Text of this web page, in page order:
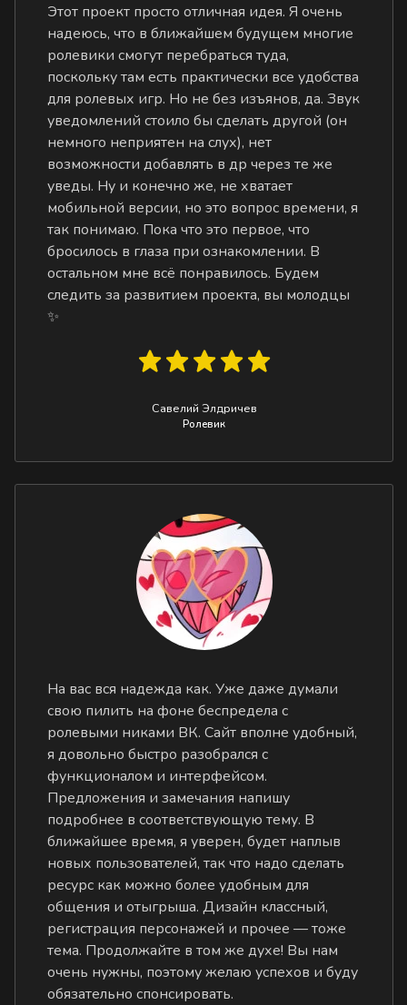
Этот проект просто отличная идея. Я очень
надеюсь, что в ближайшем будущем многие
ролевики смогут перебраться туда,
поскольку там есть практически все удобства
для ролевых игр. Но не без изъянов, да. Звук
уведомлений стоило бы сделать другой (он
немного неприятен на слух), нет
возможности добавлять в др через те же
уведы. Ну и конечно же, не хватает
мобильной версии, но это вопрос времени, я
так понимаю. Пока что это первое, что
бросилось в глаза при ознакомлении. В
остальном мне всё понравилось. Будем
следить за развитием проекта, вы молодцы
✨
Савелий Элдричев
Ролевик
На вас вся надежда как. Уже даже думали
свою пилить на фоне беспредела с
ролевыми никами ВК. Сайт вполне удобный,
я довольно быстро разобрался с
функционалом и интерфейсом.
Предложения и замечания напишу
подробнее в соответствующую тему. В
ближайшее время, я уверен, будет наплыв
новых пользователей, так что надо сделать
ресурс как можно более удобным для
общения и отыгрыша. Дизайн классный,
регистрация персонажей и прочее — тоже
тема. Продолжайте в том же духе! Вы нам
очень нужны, поэтому желаю успехов и буду
обязательно спонсировать.